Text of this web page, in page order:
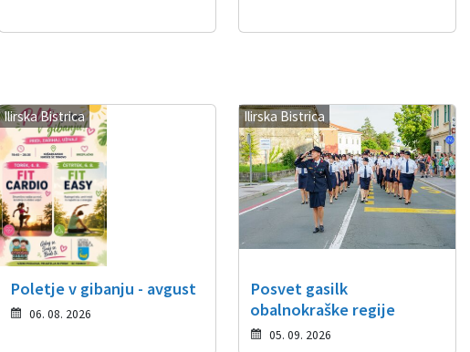
Ilirska Bistrica
Poletje v gibanju - avgust
06. 08. 2026
Ilirska Bistrica
Posvet gasilk
obalnokraške regije
05. 09. 2026